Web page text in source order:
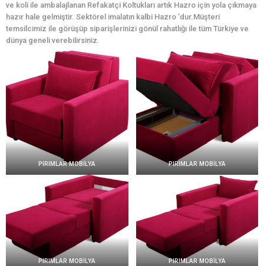
ve koli ile ambalajlanan Refakatçi Koltukları artık Hazro için yola çıkmaya
hazır hale gelmiştir. Sektörel imalatın kalbi Hazro ’dur.Müşteri
temsilcimiz ile görüşüp siparişlerinizi gönül rahatlığı ile tüm Türkiye ve
dünya geneli verebilirsiniz.
PIRIMLAR MOBİLYA PIRIMLAR MOBİLYA
PIRIMLAR MOBİLYA PIRIMLAR MOBİLYA